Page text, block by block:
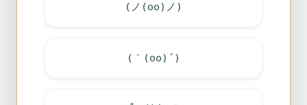
(ノ(oo)ノ)
(｀(oo)´)